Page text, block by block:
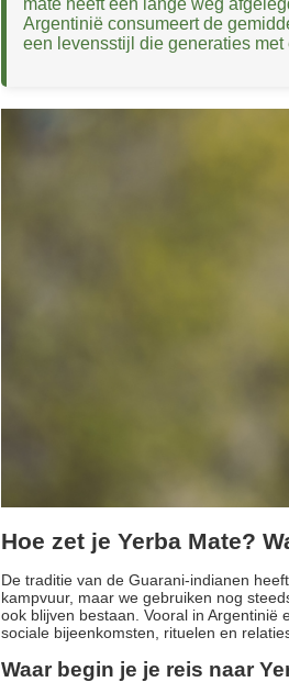
mate heeft een lange weg
Argentinië consumeert de
een levensstijl die generaties met
Hoe zet je Yerba Mate?
De traditie van de Guarani-indianen
kampvuur, maar we gebruiken nog
ook blijven bestaan. Vooral in Argentinië
sociale bijeenkomsten, rituelen en
Waar begin je je reis naar